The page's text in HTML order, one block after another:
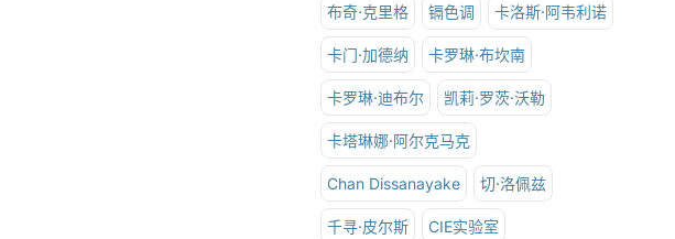
布奇·克里格 镉色调 卡洛斯·阿韦利诺
卡门·加德纳 卡罗琳·布坎南
卡罗琳·迪布尔 凯莉·罗茨·沃勒
卡塔琳娜·阿尔克马克
Chan Dissanayake 切·洛佩兹
千寻·皮尔斯 CIE实验室